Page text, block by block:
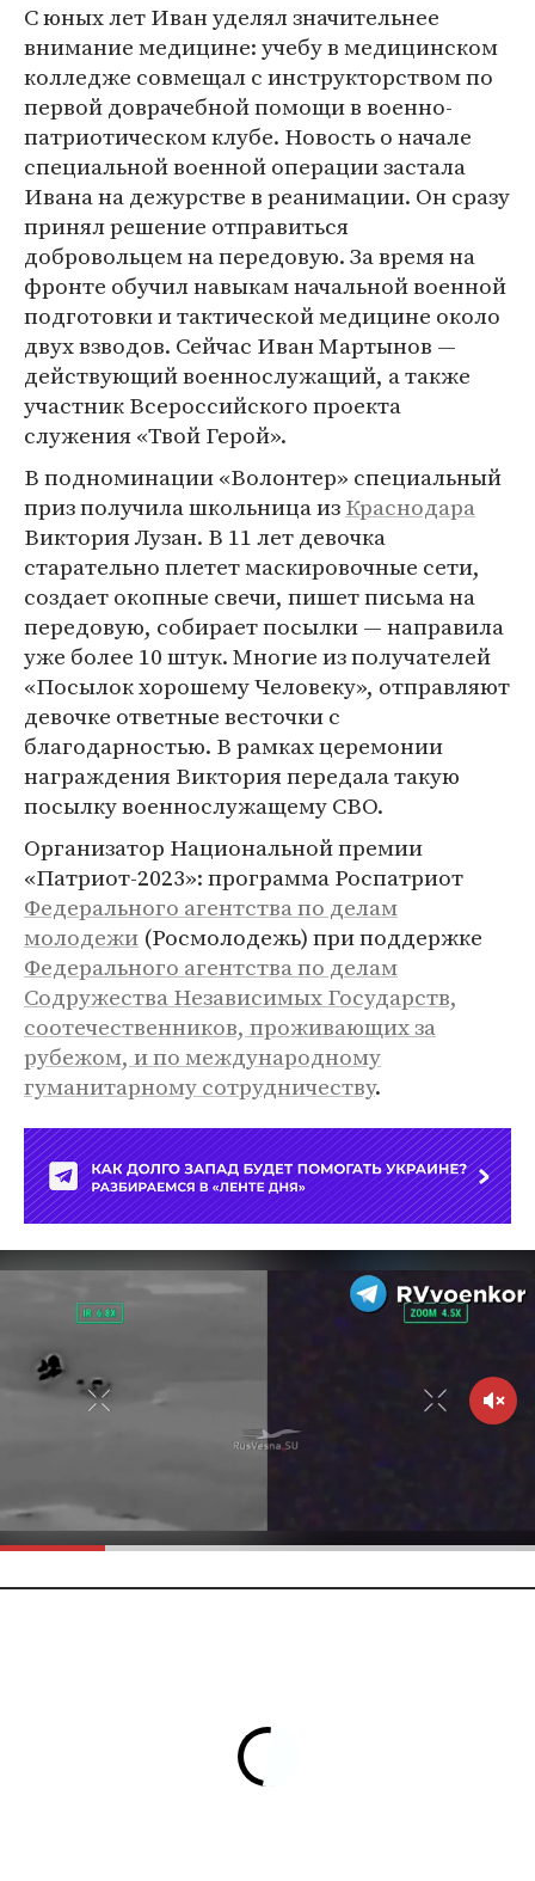
С юных лет Иван уделял значительнее
внимание медицине: учебу в медицинском
колледже совмещал с инструкторством по
первой доврачебной помощи в военно-
патриотическом клубе. Новость о начале
специальной военной операции застала
Ивана на дежурстве в реанимации. Он сразу
принял решение отправиться
добровольцем на передовую. За время на
фронте обучил навыкам начальной военной
подготовки и тактической медицине около
двух взводов. Сейчас Иван Мартынов —
действующий военнослужащий, а также
участник Всероссийского проекта
служения «Твой Герой».
В подноминации «Волонтер» специальный
приз получила школьница изКраснодара
Виктория Лузан. В 11 лет девочка
старательно плетет маскировочные сети,
создает окопные свечи, пишет письма на
передовую, собирает посылки — направила
уже более 10 штук. Многие из получателей
«Посылок хорошему Человеку», отправляют
девочке ответные весточки с
благодарностью. В рамках церемонии
награждения Виктория передала такую
посылку военнослужащему СВО.
Организатор Национальной премии
«Патриот-2023»: программа Роспатриот
Федерального агентства по делам
молодежи (Росмолодежь) при поддержке
Федерального агентства по делам
Содружества Независимых Государств,
соотечественников, проживающих за
рубежом, и по международному
гуманитарному сотрудничеству.